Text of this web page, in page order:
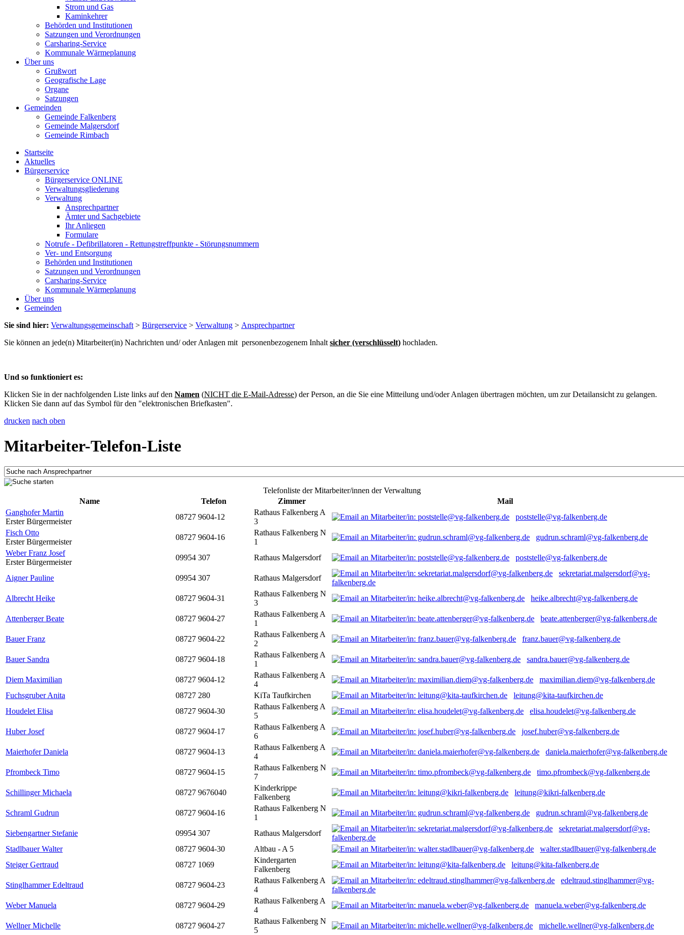
Strom und Gas
Kaminkehrer
Behörden und Institutionen
Satzungen und Verordnungen
Carsharing-Service
Kommunale Wärmeplanung
Über uns
Grußwort
Geografische Lage
Organe
Satzungen
Gemeinden
Gemeinde Falkenberg
Gemeinde Malgersdorf
Gemeinde Rimbach
Startseite
Aktuelles
Bürgerservice
Bürgerservice ONLINE
Verwaltungsgliederung
Verwaltung
Ansprechpartner
Ämter und Sachgebiete
Ihr Anliegen
Formulare
Notrufe - Defibrillatoren - Rettungstreffpunkte - Störungsnummern
Ver- und Entsorgung
Behörden und Institutionen
Satzungen und Verordnungen
Carsharing-Service
Kommunale Wärmeplanung
Über uns
Gemeinden
Sie sind hier: Verwaltungsgemeinschaft > Bürgerservice > Verwaltung > Ansprechpartner
Sie können an jede(n) Mitarbeiter(in) Nachrichten und/ oder Anlagen mit personenbezogenem Inhalt sicher (verschlüsselt) hochladen.
Und so funktioniert es:
Klicken Sie in der nachfolgenden Liste links auf den Namen (NICHT die E-Mail-Adresse) der Person, an die Sie eine Mitteilung und/oder Anlagen übertragen möchten, um zur Detailansicht zu gelangen.
Klicken Sie dann auf das Symbol für den "elektronischen Briefkasten".
drucken nach oben
Mitarbeiter-Telefon-Liste
Telefonliste der Mitarbeiter/innen der Verwaltung
Name
Telefon Zimmer
Mail
Ganghofer Martin
Erster Bürgermeister
08727 9604-12
Rathaus Falkenberg A
3
poststelle@vg-falkenberg.de
Fisch Otto
Erster Bürgermeister
08727 9604-16
Rathaus Falkenberg N
1
gudrun.schraml@vg-falkenberg.de
Weber Franz Josef
Erster Bürgermeister
09954 307 Rathaus Malgersdorf poststelle@vg-falkenberg.de
Aigner Pauline 09954 307 Rathaus Malgersdorf
sekretariat.malgersdorf@vg-
falkenberg.de
Albrecht Heike
08727 9604-31
Rathaus Falkenberg N
3
heike.albrecht@vg-falkenberg.de
Attenberger Beate 08727 9604-27
Rathaus Falkenberg A
1
beate.attenberger@vg-falkenberg.de
Bauer Franz 08727 9604-22
Rathaus Falkenberg A
2
franz.bauer@vg-falkenberg.de
Bauer Sandra 08727 9604-18
Rathaus Falkenberg A
1
sandra.bauer@vg-falkenberg.de
Diem Maximilian 08727 9604-12
Rathaus Falkenberg A
4
maximilian.diem@vg-falkenberg.de
Fuchsgruber Anita
08727 280 KiTa Taufkirchen
leitung@kita-taufkirchen.de
Houdelet Elisa
08727 9604-30
Rathaus Falkenberg A
5
elisa.houdelet@vg-falkenberg.de
Huber Josef 08727 9604-17
Rathaus Falkenberg A
6
josef.huber@vg-falkenberg.de
Maierhofer Daniela 08727 9604-13
Rathaus Falkenberg A
4
daniela.maierhofer@vg-falkenberg.de
Pfrombeck Timo 08727 9604-15
Rathaus Falkenberg N
7
timo.pfrombeck@vg-falkenberg.de
Schillinger Michaela 08727 9676040
Kinderkrippe
Falkenberg
leitung@kikri-falkenberg.de
Schraml Gudrun 08727 9604-16
Rathaus Falkenberg N
1
gudrun.schraml@vg-falkenberg.de
Siebengartner Stefanie 09954 307 Rathaus Malgersdorf
sekretariat.malgersdorf@vg-
falkenberg.de
Stadlbauer Walter
08727 9604-30 Altbau - A 5
walter.stadlbauer@vg-falkenberg.de
Steiger Gertraud
08727 1069
Kindergarten
Falkenberg
leitung@kita-falkenberg.de
Stinglhammer Edeltraud 08727 9604-23
Rathaus Falkenberg A
4
edeltraud.stinglhammer@vg-
falkenberg.de
Weber Manuela
08727 9604-29
Rathaus Falkenberg A
4
manuela.weber@vg-falkenberg.de
Wellner Michelle 08727 9604-27
Rathaus Falkenberg N
5
michelle.wellner@vg-falkenberg.de